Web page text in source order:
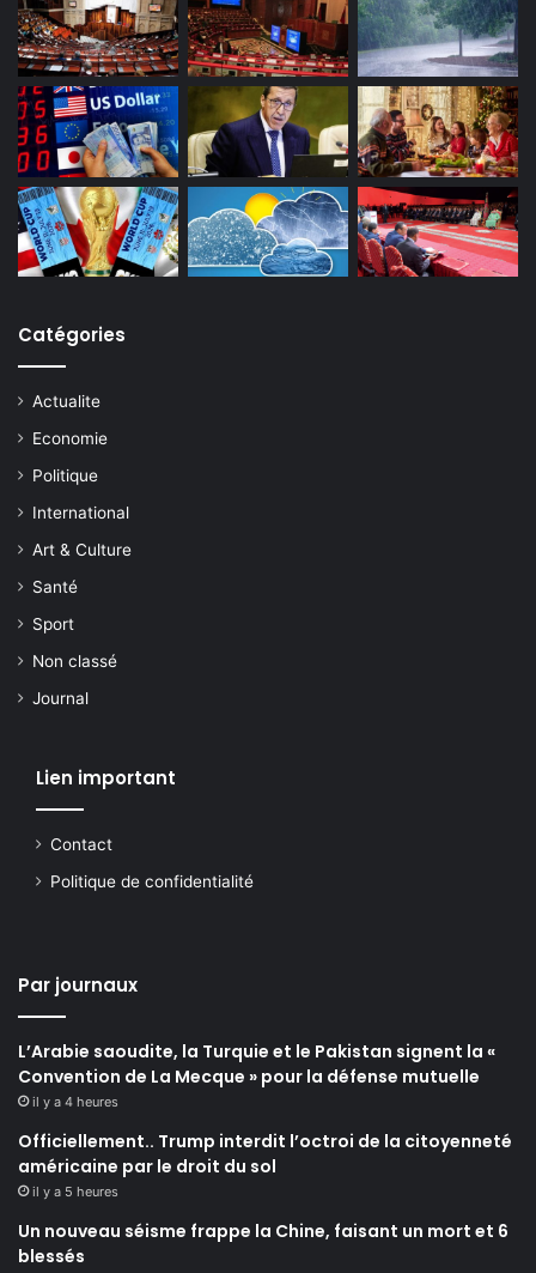
Catégories
Actualite
Economie
Politique
International
Art & Culture
Santé
Sport
Non classé
Journal
Lien important
Contact
Politique de confidentialité
Par journaux
L’Arabie saoudite, la Turquie et le Pakistan signent la «
Convention de La Mecque » pour la défense mutuelle
il y a 4 heures
Officiellement.. Trump interdit l’octroi de la citoyenneté
américaine par le droit du sol
il y a 5 heures
Un nouveau séisme frappe la Chine, faisant un mort et 6
blessés